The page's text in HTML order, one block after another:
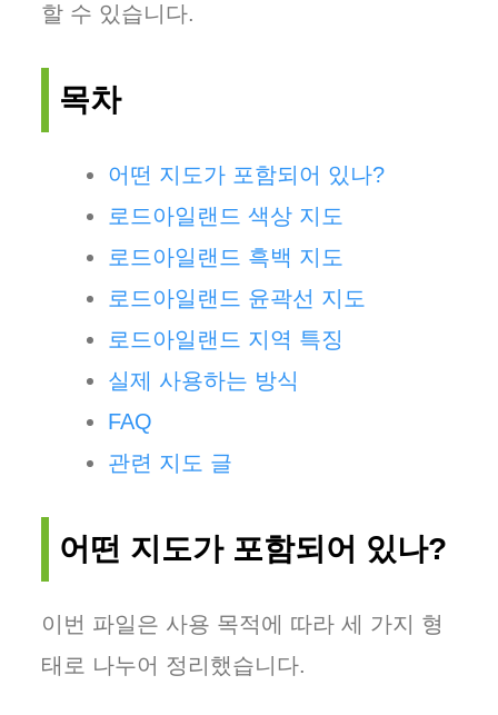
할 수 있습니다.
목차
어떤 지도가 포함되어 있나?
로드아일랜드 색상 지도
로드아일랜드 흑백 지도
로드아일랜드 윤곽선 지도
로드아일랜드 지역 특징
실제 사용하는 방식
FAQ
관련 지도 글
어떤 지도가 포함되어 있나?
이번 파일은 사용 목적에 따라 세 가지 형
태로 나누어 정리했습니다.